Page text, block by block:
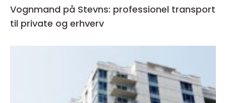
Vognmand på Stevns: professionel transport
til private og erhverv